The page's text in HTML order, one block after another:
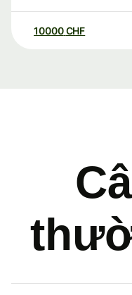
10000 CHF